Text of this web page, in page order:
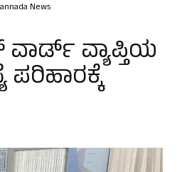
News
ವ್ಯಾಪ್ತಿಯ